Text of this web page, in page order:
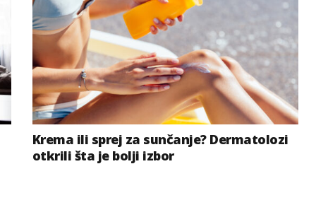
Krema ili sprej za sunčanje? Dermatolozi
otkrili šta je bolji izbor